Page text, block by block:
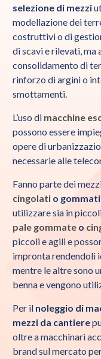
selezione di mezzi
modellazione dei
costruttivi o di
di scavi e rilevati, ma
consolidamento di
rinforzo di argini o
smottamenti.
L’uso di macchine
possono essere
opere di
necessarie alle
Fanno parte dei
cingolatio gommati
utilizzare sia in
pale gommateo
piccoli e agili e
impronta rendendoli
mentre le altre sono
benna e vengono
Per il noleggio di
mezzi da cantiere
oltre a macchinari
brand sul mercato